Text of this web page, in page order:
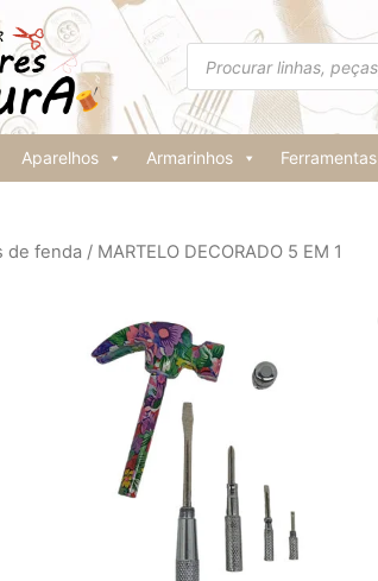
Pesquisar
produtos
Aparelhos Armarinhos Ferramentas
de fenda / MARTELO DECORADO 5 EM 1